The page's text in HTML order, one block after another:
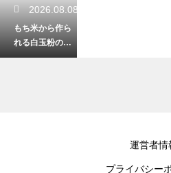
2026.08.08
もち米から作ら
れる白玉粉の独
特な製法とは？
運営者情
プライバシー